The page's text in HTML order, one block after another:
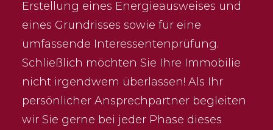
Erstellung eines Energieausweises und
eines Grundrisses sowie für eine
umfassende Interessentenprüfung.
Schließlich möchten Sie Ihre Immobilie
nicht irgendwem überlassen! Als Ihr
persönlicher Ansprechpartner begleiten
wir Sie gerne bei jeder Phase dieses